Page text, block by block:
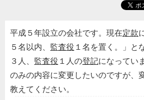
平成５年設立の会社です。現在定款
５名以内、 監査役 １名を置く。」と
３人、 監査役 １人の登記になってい
のみの内容に変更したいのですが、
教えてください。